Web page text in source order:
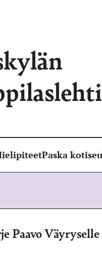
Paska
Paavo Väyryselle